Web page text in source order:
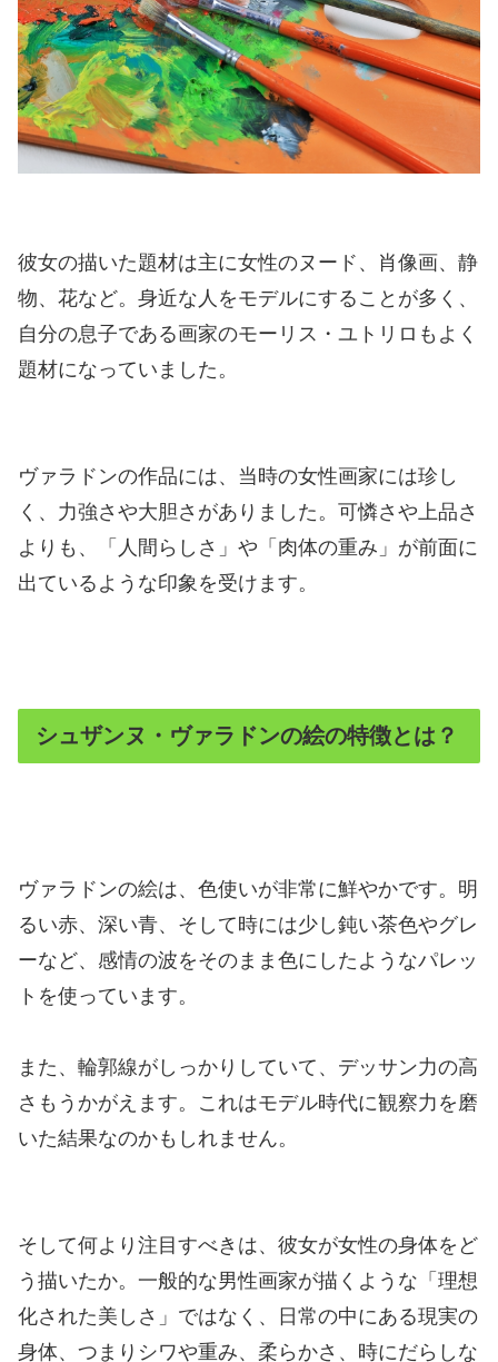
彼女の描いた題材は主に女性のヌード、肖像画、静
物、花など。身近な人をモデルにすることが多く、
自分の息子である画家のモーリス・ユトリロもよく
題材になっていました。
ヴァラドンの作品には、当時の女性画家には珍し
く、力強さや大胆さがありました。可憐さや上品さ
よりも、「人間らしさ」や「肉体の重み」が前面に
出ているような印象を受けます。
シュザンヌ・ヴァラドンの絵の特徴とは？
ヴァラドンの絵は、色使いが非常に鮮やかです。明
るい赤、深い青、そして時には少し鈍い茶色やグレ
ーなど、感情の波をそのまま色にしたようなパレッ
トを使っています。
また、輪郭線がしっかりしていて、デッサン力の高
さもうかがえます。これはモデル時代に観察力を磨
いた結果なのかもしれません。
そして何より注目すべきは、彼女が女性の身体をど
う描いたか。一般的な男性画家が描くような「理想
化された美しさ」ではなく、日常の中にある現実の
身体、つまりシワや重み、柔らかさ、時にだらしな